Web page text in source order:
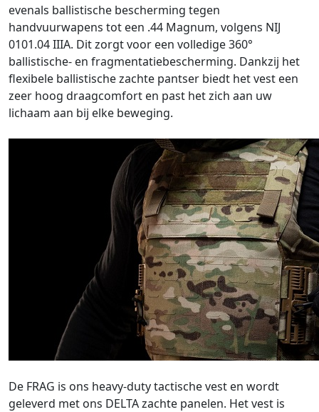
evenals ballistische bescherming tegen
handvuurwapens tot een .44 Magnum, volgens NIJ
0101.04 IIIA. Dit zorgt voor een volledige 360°
ballistische- en fragmentatiebescherming. Dankzij het
flexibele ballistische zachte pantser biedt het vest een
zeer hoog draagcomfort en past het zich aan uw
lichaam aan bij elke beweging.
De FRAG is ons heavy-duty tactische vest en wordt
geleverd met ons DELTA zachte panelen. Het vest is